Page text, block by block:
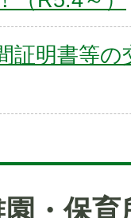
証明書等の
・保